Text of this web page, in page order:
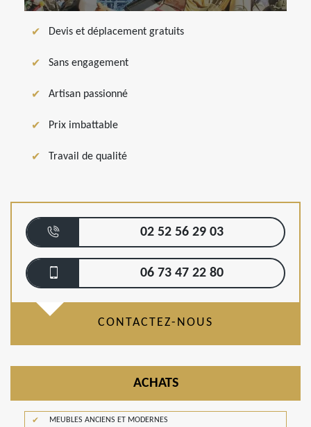
Devis et déplacement gratuits
Sans engagement
Artisan passionné
Prix imbattable
Travail de qualité
02 52 56 29 03
06 73 47 22 80
CONTACTEZ-NOUS
ACHATS
MEUBLES ANCIENS ET MODERNES